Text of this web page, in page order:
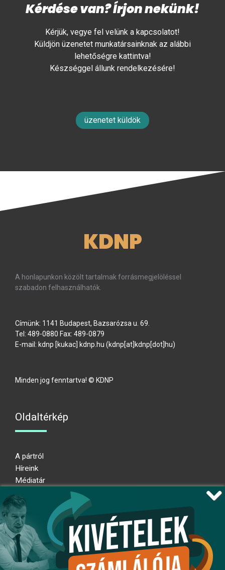
Kérdése van? Írjon nekünk!
Kérjük, vegye fel velünk a kapcsolatot!
Küldjön üzenetet munkatársainknak az alábbi
lehetőségre kattintva!
Készséggel állunk rendelkezésére!
üzenetet küldök
KDNP
A honlapunkon közölt tartalmak forrásmegjelöléssel
szabadon felhasználhatók.
Címünk: 1141 Budapest, Bazsarózsa u. 69.
Tel: 489-0880 Fax: 489-0879
E-mail: kdnp [kukac] kdnp hu (kdnp[at]kdnp[dot]hu)
Minden jog fenntartva! © KDNP
Oldaltérkép
A pártról
Híreink
Médiatár
Adatkezelési nyilatkozat
Átláthatósági nyilatkozat
Ugrás az oldal tetejére
Kövessen minket!